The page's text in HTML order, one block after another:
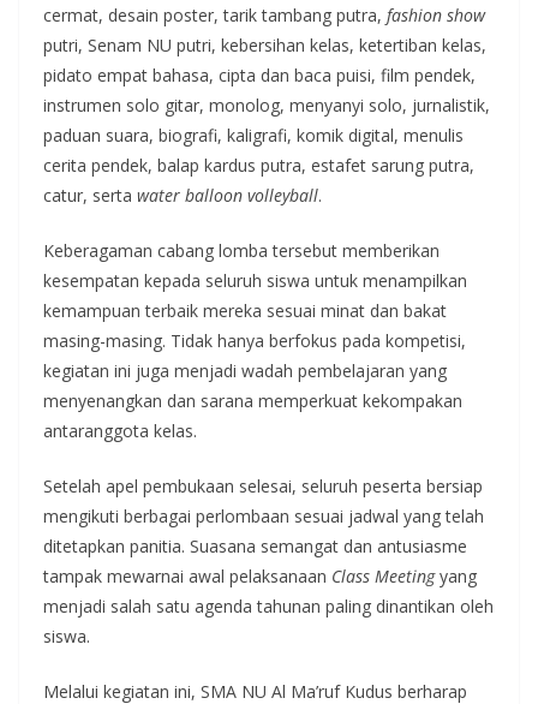
cermat, desain poster, tarik tambang putra, fashion show
putri, Senam NU putri, kebersihan kelas, ketertiban kelas,
pidato empat bahasa, cipta dan baca puisi, film pendek,
instrumen solo gitar, monolog, menyanyi solo, jurnalistik,
paduan suara, biografi, kaligrafi, komik digital, menulis
cerita pendek, balap kardus putra, estafet sarung putra,
catur, serta water balloon volleyball.
Keberagaman cabang lomba tersebut memberikan
kesempatan kepada seluruh siswa untuk menampilkan
kemampuan terbaik mereka sesuai minat dan bakat
masing-masing. Tidak hanya berfokus pada kompetisi,
kegiatan ini juga menjadi wadah pembelajaran yang
menyenangkan dan sarana memperkuat kekompakan
antaranggota kelas.
Setelah apel pembukaan selesai, seluruh peserta bersiap
mengikuti berbagai perlombaan sesuai jadwal yang telah
ditetapkan panitia. Suasana semangat dan antusiasme
tampak mewarnai awal pelaksanaan Class Meetingyang
menjadi salah satu agenda tahunan paling dinantikan oleh
siswa.
Melalui kegiatan ini, SMA NU Al Ma’ruf Kudus berharap